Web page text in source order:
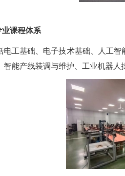
业课程体系
电工基础、电子技术基础、人工智
智能产线装调与维护、工业机器人